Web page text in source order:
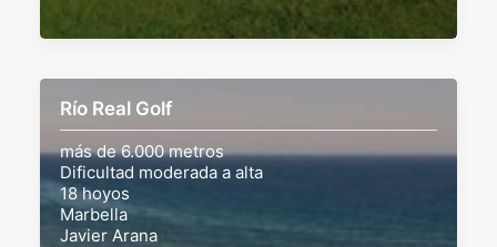
Río Real Golf
más de 6.000 metros
Dificultad moderada a alta
18 hoyos
Marbella
Javier Arana